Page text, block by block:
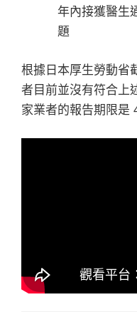
年內接獲醫生
題
根據日本厚生勞動省
者目前並沒有符合上
家業者的報告期限是